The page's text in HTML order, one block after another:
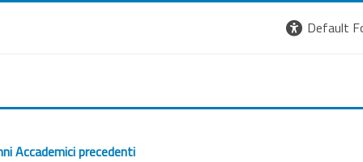
Default
Accademici precedenti